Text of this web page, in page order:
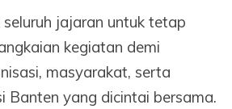
jajaran untuk tetap
kegiatan demi
masyarakat, serta
Banten yang dicintai bersama.